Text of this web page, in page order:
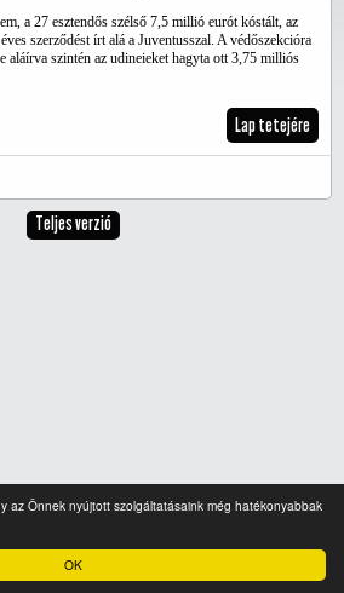
OK
az Önnek nyújtott szolgáltatásaink még hatékonyabbak
a 27 esztendős szélső 7,5 millió eurót kóstált, az
szerződést írt alá a Juventusszal. A védőszekcióra
aláírva szintén az udineieket hagyta ott 3,75 milliós
Lap tetejére
Teljes verzió